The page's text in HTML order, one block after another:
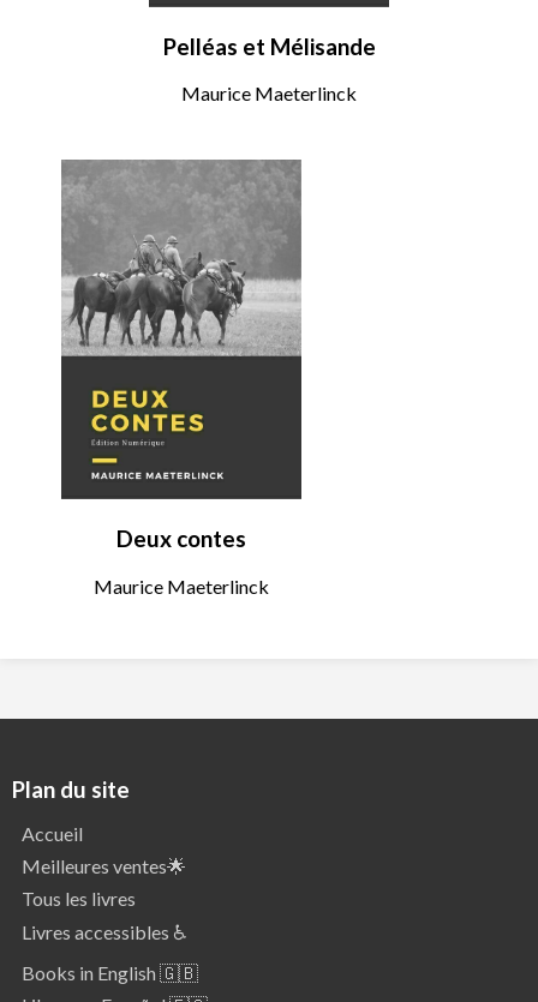
Pelléas et Mélisande
Maurice Maeterlinck
Deux contes
Maurice Maeterlinck
Plan du site
Accueil
Meilleures ventes🌟
Tous les livres
Livres accessibles ♿
Books in English 🇬🇧